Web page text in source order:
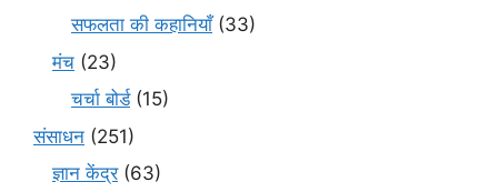
सफलता की कहानियाँ(33)
मंच (23)
चर्चा बोर्ड(15)
संसाधन (251)
ज्ञान केंद्र(63)